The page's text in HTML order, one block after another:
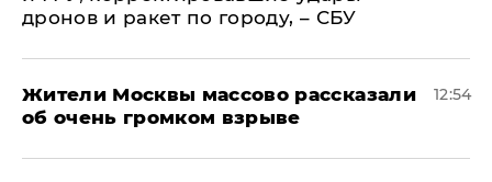
дронов и ракет по городу, – СБУ
Жители Москвы массово рассказали
об очень громком взрыве
12:54